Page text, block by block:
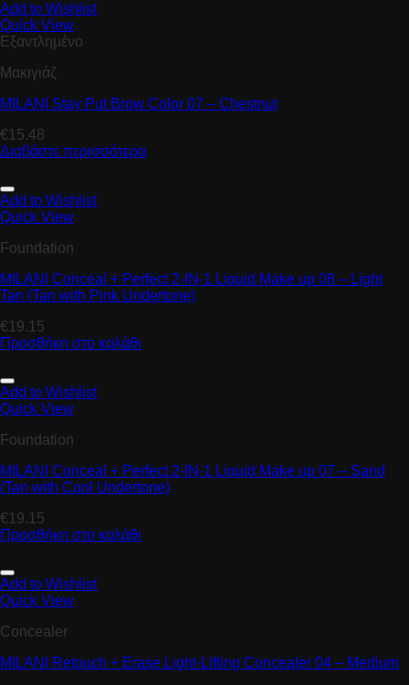
Add to Wishlist
Quick View
Εξαντλημένο
Μακιγιάζ
MILANI Stay Put Brow Color 07 – Chestnut
€15.48
Διαβάστε περισσότερα
Add to Wishlist
Quick View
Foundation
MILANI Conceal + Perfect 2-IN-1 Liquid Make up 08 – Light
Tan (Tan with Pink Undertone)
€19.15
Προσθήκη στο καλάθι
Add to Wishlist
Quick View
Foundation
MILANI Conceal + Perfect 2-IN-1 Liquid Make up 07 – Sand
(Tan with Cool Undertone)
€19.15
Προσθήκη στο καλάθι
Add to Wishlist
Quick View
Concealer
MILANI Retouch + Erase Light-Lifting Concealer 04 – Medium